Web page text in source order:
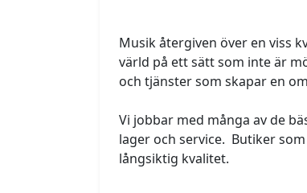
Musik återgiven över en viss
värld på ett sätt som inte är
och tjänster som skapar en
Vi jobbar med många av de
lager och service.  Butiker
långsiktig kvalitet.